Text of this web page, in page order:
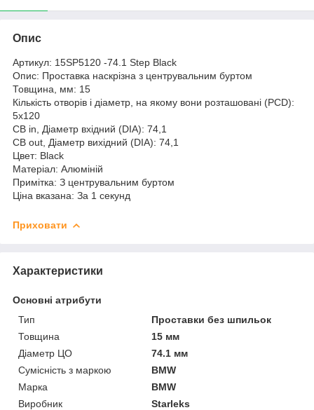
Опис
Артикул: 15SP5120 -74.1 Step Black
Опис: Проставка наскрізна з центрувальним буртом
Товщина, мм: 15
Кількість отворів і діаметр, на якому вони розташовані (PCD):
5х120
CB in, Діаметр вхідний (DIA): 74,1
CB out, Діаметр вихідний (DIA): 74,1
Цвет: Black
Матеріал: Алюміній
Примітка: З центрувальним буртом
Ціна вказана: За 1 секунд
Приховати
Характеристики
Основні атрибути
Тип
Проставки без шпильок
Товщина
15 мм
Діаметр ЦО
74.1 мм
Сумісність з маркою
BMW
Марка
BMW
Виробник
Starleks